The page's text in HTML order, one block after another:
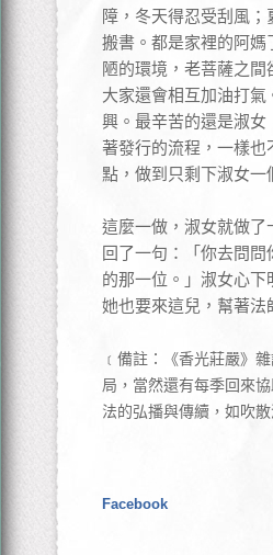
障，冬天得忍受刮風
搬書。都是家裡的阿
陋的環境，老菩薩之
大家還會相互加油打
興。最辛苦的還是淑
著發行的流程，一樣
點，做到只剩下淑女
這麼一做，淑女就做
回了一句：「你去問
的那一位。」淑女心
她也要來這兒，幫著
﹝備註：《香光莊嚴》
局，當然還有每季回來
法的弘播與傳續，如吹
Facebook